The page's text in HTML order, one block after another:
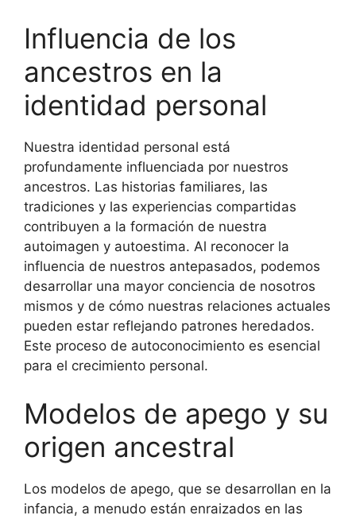
Influencia de los
ancestros en la
identidad personal
Nuestra identidad personal está
profundamente influenciada por nuestros
ancestros. Las historias familiares, las
tradiciones y las experiencias compartidas
contribuyen a la formación de nuestra
autoimagen y autoestima. Al reconocer la
influencia de nuestros antepasados, podemos
desarrollar una mayor conciencia de nosotros
mismos y de cómo nuestras relaciones actuales
pueden estar reflejando patrones heredados.
Este proceso de autoconocimiento es esencial
para el crecimiento personal.
Modelos de apego y su
origen ancestral
Los modelos de apego, que se desarrollan en la
infancia, a menudo están enraizados en las